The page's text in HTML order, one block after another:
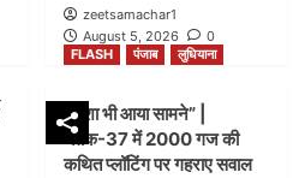
zeetsamachar1
August 5, 2026
0
FLASH पंजाब लुधियाना
नक्शा भी आया सामने” |
ब्लॉक-37 में 2000 गज की
कथित प्लॉटिंग पर गहराए सवाल